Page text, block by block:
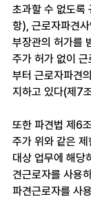
초과할 수 없도록
항), 근로자파견
부장관의 허가를
주가 허가 없이
부터 근로자파견
지하고 있다(제7
또한 파견법 제6
주가 위와 같은
대상 업무에 해당
견근로자를 사용
파견근로자를 사